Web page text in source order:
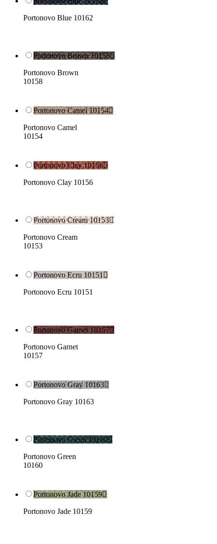
Portonovo Blue 10162
Portonovo Brown 10158
Portonovo Brown
10158
Portonovo Camel 10154
Portonovo Camel
10154
Portonovo Clay 10156
Portonovo Clay 10156
Portonovo Cream 10153
Portonovo Cream
10153
Portonovo Ecru 10151
Portonovo Ecru 10151
Portonovo Garnet 10157
Portonovo Garnet
10157
Portonovo Gray 10163
Portonovo Gray 10163
Portonovo Green 10160
Portonovo Green
10160
Portonovo Jade 10159
Portonovo Jade 10159